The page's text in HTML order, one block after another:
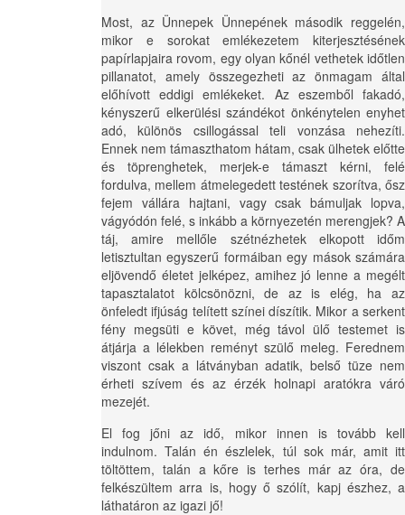
Most, az Ünnepek Ünnepének második reggelén,
mikor e sorokat emlékezetem kiterjesztésének
papírlapjaira rovom, egy olyan kőnél vethetek időtlen
pillanatot, amely összegezheti az önmagam által
előhívott eddigi emlékeket. Az eszemből fakadó,
kényszerű elkerülési szándékot önkénytelen enyhet
adó, különös csillogással teli vonzása nehezíti.
Ennek nem támaszthatom hátam, csak ülhetek előtte
és töprenghetek, merjek-e támaszt kérni, felé
fordulva, mellem átmelegedett testének szorítva, ősz
fejem vállára hajtani, vagy csak bámuljak lopva,
vágyódón felé, s inkább a környezetén merengjek? A
táj, amire mellőle szétnézhetek elkopott időm
letisztultan egyszerű formáiban egy mások számára
eljövendő életet jelképez, amihez jó lenne a megélt
tapasztalatot kölcsönözni, de az is elég, ha az
önfeledt ifjúság telített színei díszítik. Mikor a serkent
fény megsüti e követ, még távol ülő testemet is
átjárja a lélekben reményt szülő meleg. Ferednem
viszont csak a látványban adatik, belső tüze nem
érheti szívem és az érzék holnapi aratókra váró
mezejét.
El fog jőni az idő, mikor innen is tovább kell
indulnom. Talán én észlelek, túl sok már, amit itt
töltöttem, talán a kőre is terhes már az óra, de
felkészültem arra is, hogy ő szólít, kapj észhez, a
láthatáron az igazi jő!